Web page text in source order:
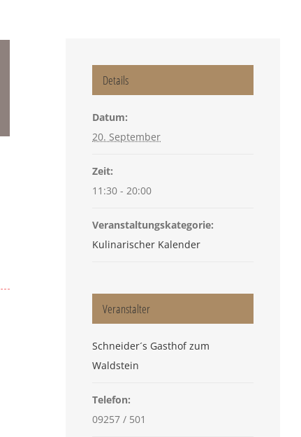
Details
Datum:
20. September
Zeit:
11:30 - 20:00
Veranstaltungskategorie:
Kulinarischer Kalender
Veranstalter
Schneider´s Gasthof zum
Waldstein
Telefon:
09257 / 501